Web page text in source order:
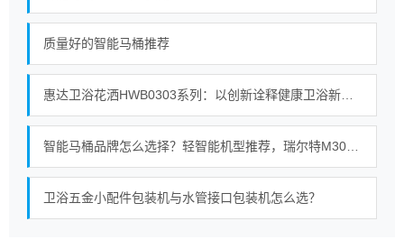
质量好的智能马桶推荐
卫浴五金小配件包装机与水管接口包装机怎么选？